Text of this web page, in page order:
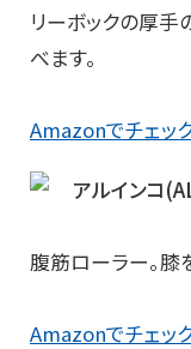
リーボックの厚手
べます。
Amazonでチェック
アルインコ
腹筋ローラー。膝
Amazonでチェック